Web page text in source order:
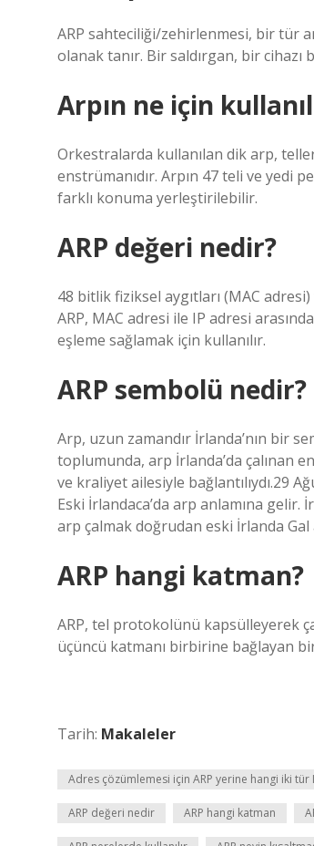
ARP sahteciliği/zehirlenmesi, bir tür
olanak tanır. Bir saldırgan, bir
Arpın ne için
Orkestralarda kullanılan dik arp,
enstrümanıdır. Arpın 47 teli ve yedi
farklı konuma yerleştirilebilir.
ARP değeri nedir?
48 bitlik fiziksel aygıtları (MAC
ARP, MAC adresi ile IP adresi
eşleme sağlamak için kullanılır.
ARP sembolü nedir?
Arp, uzun zamandır İrlanda’nın bir
toplumunda, arp İrlanda’da çalınan
ve kraliyet ailesiyle bağlantılıydı.29
Eski İrlandaca’da arp anlamına
arp çalmak doğrudan eski İrlanda Gal
ARP hangi katman?
ARP, tel protokolünü kapsülleyerek
üçüncü katmanı birbirine bağlayan
Tarih: Makaleler
Adres çözümlemesi için ARP yerine hangi iki tür
ARP değeri nedir ARP hangi katman